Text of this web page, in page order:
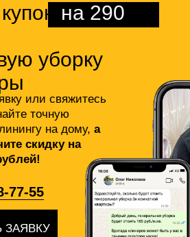
или свяжитесь
точную
на дому, а
скидку на
на 290
уборку
ЗАЯВКУ
77-55